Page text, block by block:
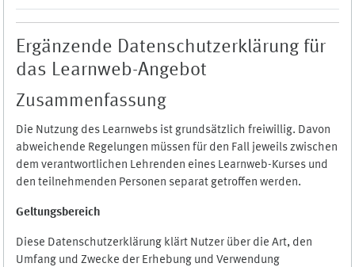
Ergänzende Datenschutzerklärung für
das Learnweb-Angebot
Zusammenfassung
Die Nutzung des Learnwebs ist grundsätzlich freiwillig. Davon
abweichende Regelungen müssen für den Fall jeweils zwischen
dem verantwortlichen Lehrenden eines Learnweb-Kurses und
den teilnehmenden Personen separat getroffen werden.
Geltungsbereich
Diese Datenschutzerklärung klärt Nutzer über die Art, den
Umfang und Zwecke der Erhebung und Verwendung